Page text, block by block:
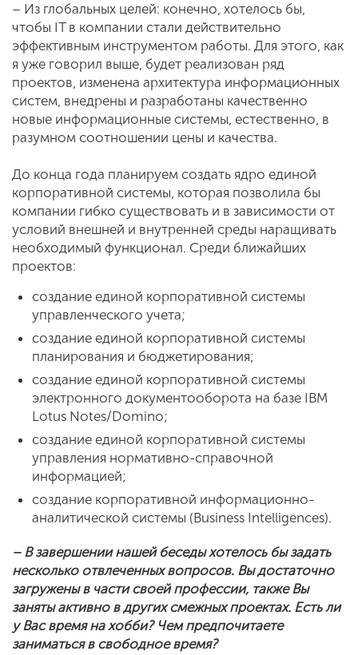
– Из глобальных целей: конечно, хотелось бы,
чтобы IT в компании стали действительно
эффективным инструментом работы. Для этого, как
я уже говорил выше, будет реализован ряд
проектов, изменена архитектура информационных
систем, внедрены и разработаны качественно
новые информационные системы, естественно, в
разумном соотношении цены и качества.
До конца года планируем создать ядро единой
корпоративной системы, которая позволила бы
компании гибко существовать и в зависимости от
условий внешней и внутренней среды наращивать
необходимый функционал. Среди ближайших
проектов:
создание единой корпоративной системы
управленческого учета;
создание единой корпоративной системы
планирования и бюджетирования;
создание единой корпоративной системы
электронного документооборота на базе IBM
Lotus Notes/Domino;
создание единой корпоративной системы
управления нормативно-справочной
информацией;
создание корпоративной информационно-
аналитической системы (Business Intelligences).
– В завершении нашей беседы хотелось бы задать
несколько отвлеченных вопросов. Вы достаточно
загружены в части своей профессии, также Вы
заняты активно в других смежных проектах. Есть ли
у Вас время на хобби? Чем предпочитаете
заниматься в свободное время?